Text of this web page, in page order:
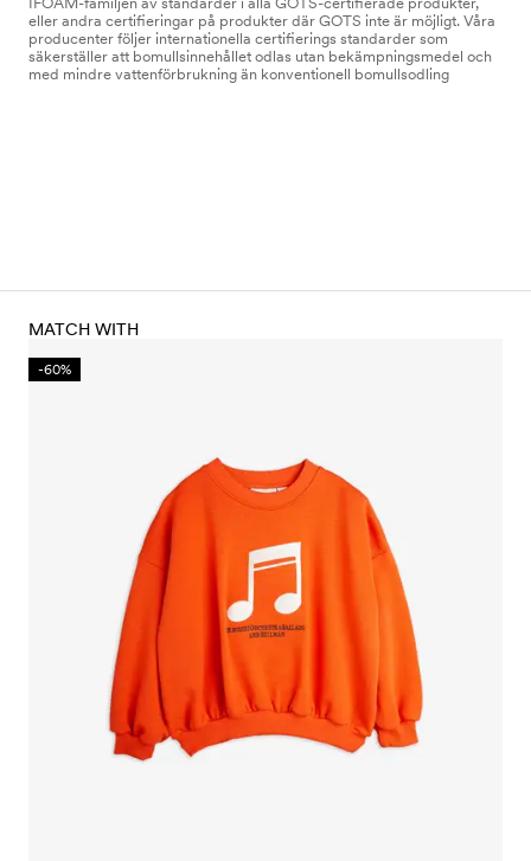
eller andra certifieringar på produkter där GOTS inte är möjligt. Våra
producenter följer internationella certifierings standarder som
säkerställer att bomullsinnehållet odlas utan bekämpningsmedel och
med mindre vattenförbrukning än konventionell bomullsodling
MATCH WITH
-60%